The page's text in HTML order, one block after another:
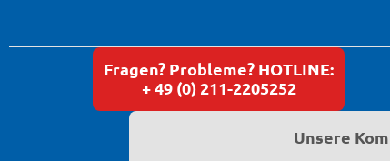
Fragen? Probleme? HOTLINE:
+ 49 (0) 211-2205252
Unsere